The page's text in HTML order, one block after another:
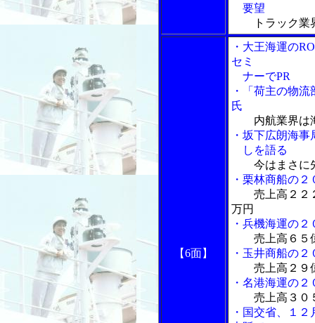
要望
トラック
【6面】
・大王海運の
セミ
ナーでPR
・「荷主の物
氏
内航業界は
・坂下広朗海
しを語る
今はまさに
・栗林商船の２
売上高２２
万円
・兵機海運の
売上高６５
・玉井商船の
売上高２９
・名港海運の
売上高３０
・国交省、１